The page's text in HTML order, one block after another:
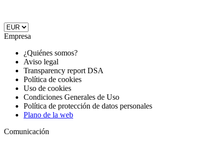
Empresa
¿Quiénes somos?
Aviso legal
Transparency report DSA
Política de cookies
Uso de cookies
Condiciones Generales de Uso
Política de protección de datos personales
Plano de la web
Comunicación